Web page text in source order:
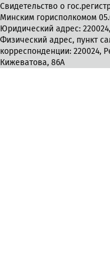
Свидетельство о
Минским горисполкомом
Юридический адрес:
Физический адрес, пункт
корреспонденции: 220024,
Кижеватова, 86А